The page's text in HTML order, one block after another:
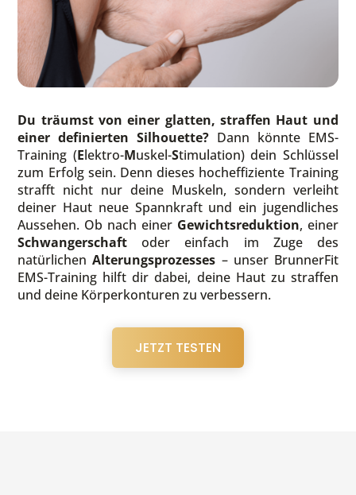
Du träumst von einer glatten, straffen Haut und
einer definierten Silhouette? Dann könnte EMS-
Training (Elektro-Muskel-Stimulation) dein Schlüssel
zum Erfolg sein. Denn dieses hocheffiziente Training
strafft nicht nur deine Muskeln, sondern verleiht
deiner Haut neue Spannkraft und ein jugendliches
Aussehen. Ob nach einer Gewichtsreduktion, einer
Schwangerschaft oder einfach im Zuge des
natürlichenAlterungsprozesses – unser BrunnerFit
EMS-Training hilft dir dabei, deine Haut zu straffen
und deine Körperkonturen zu verbessern.
JETZT TESTEN